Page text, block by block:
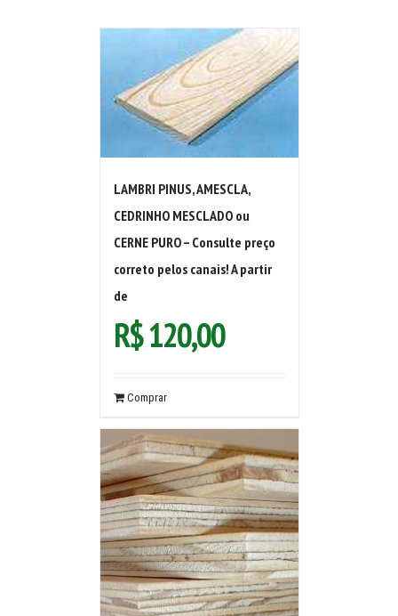
LAMBRI PINUS, AMESCLA,
CEDRINHO MESCLADO ou
CERNE PURO – Consulte preço
correto pelos canais! A partir
de
R$120,00
Comprar